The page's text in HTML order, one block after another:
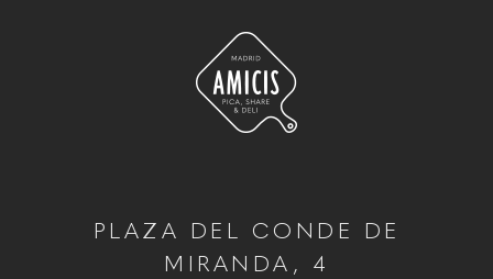
PLAZA DEL CONDE DE
MIRANDA, 4